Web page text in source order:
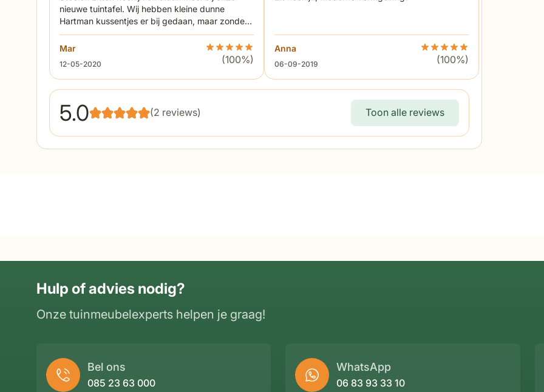
nieuwe tuintafel. Wij hebben kleine dunne
Hartman kussentjes er bij gedaan, maar zonder
kussentje zitten stoelen al prima.
Mar
12 mei 2020
12-05-2020
Beoordeling Domani Cassaro dining tuinstoel. 5 van 5 sterren
(100%)
Anna
6 september 2019
06-09-2019
Beoordeling Domani
(100%)
5.0 (2 reviews) Toon alle reviews
Hulp of advies nodig?
Onze tuinmeubelexperts helpen je graag!
Bel ons
085 23 63 000
WhatsApp
06 83 93 33 10